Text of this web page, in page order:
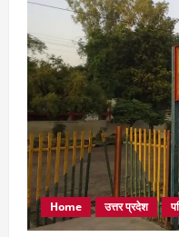
Home उत्तर प्रदेश